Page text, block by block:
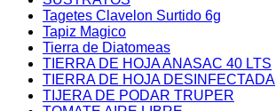
Tagetes Clavelon Surtido 6g
Tapiz Magico
Tierra de Diatomeas
TIERRA DE HOJA ANASAC 40 LTS
TIERRA DE HOJA DESINFECTADA
TIJERA DE PODAR TRUPER